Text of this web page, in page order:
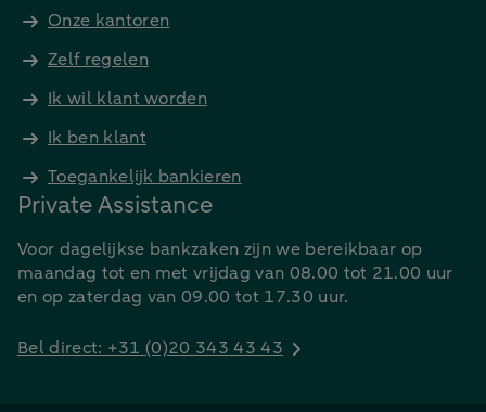
Onze kantoren
Zelf regelen
Ik wil klant worden
Ik ben klant
Toegankelijk bankieren
Private Assistance
Voor dagelijkse bankzaken zijn we bereikbaar op
maandag tot en met vrijdag van 08.00 tot 21.00 uur
en op zaterdag van 09.00 tot 17.30 uur.
Bel direct: +31 (0)20 343 43 43